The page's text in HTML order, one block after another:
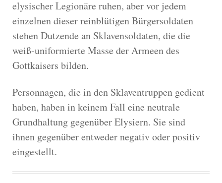
elysischer Legionäre ruhen, aber vor jedem
einzelnen dieser reinblütigen Bürgersoldaten
stehen Dutzende an Sklavensoldaten, die die
weiß-uniformierte Masse der Armeen des
Gottkaisers bilden.
Personnagen, die in den Sklaventruppen gedient
haben, haben in keinem Fall eine neutrale
Grundhaltung gegenüber Elysiern. Sie sind
ihnen gegenüber entweder negativ oder positiv
eingestellt.